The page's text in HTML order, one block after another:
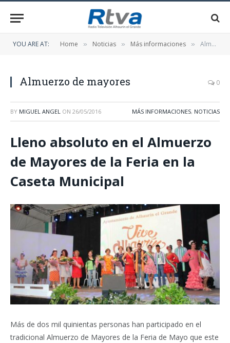
YOU ARE AT: Home » Noticias » Más informaciones » Almuerzo de mayores
Almuerzo de mayores 0
BY MIGUEL ANGEL ON 26/05/2016 MÁS INFORMACIONES, NOTICIAS
Lleno absoluto en el Almuerzo
de Mayores de la Feria en la
Caseta Municipal
Más de dos mil quinientas personas han participado en el
tradicional Almuerzo de Mayores de la Feria de Mayo que este